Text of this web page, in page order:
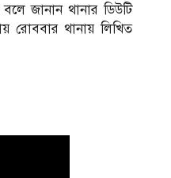
জানান থানার ডিউটি
রোববার থানায় লিখিত